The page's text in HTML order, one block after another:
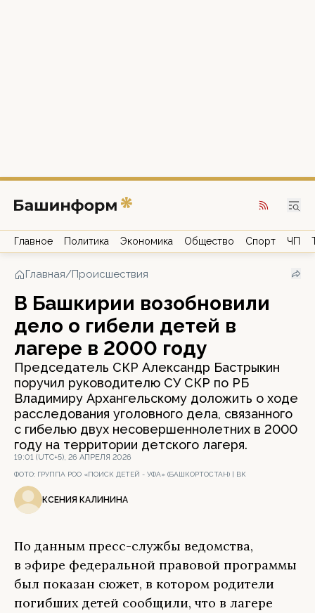
Главное Политика Экономика Общество Спорт ЧП
Главная/Происшествия
В Башкирии возобновили
дело о гибели детей в
лагере в 2000 году
Председатель СКР Александр Бастрыкин
поручил руководителю СУ СКР по РБ
Владимиру Архангельскому доложить о ходе
расследования уголовного дела, связанного
с гибелью двух несовершеннолетних в 2000
году на территории детского лагеря.
19:01 (UTC+5), 26 АПРЕЛЯ 2026
ФОТО: ГРУППА РОО «ПОИСК ДЕТЕЙ - УФА» (БАШКОРТОСТАН) | ВК
КСЕНИЯ КАЛИНИНА
По данным пресс-службы ведомства,
в эфире федеральной правовой программы
был показан сюжет, в котором родители
погибших детей сообщили, что в лагере